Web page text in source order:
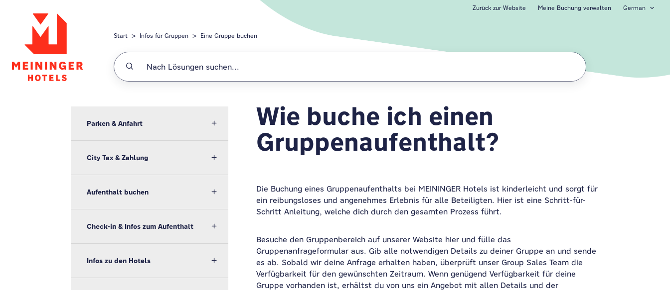
Zurück zur Website Meine Buchung verwalten German
Start Infos für Gruppen Eine Gruppe buchen
Eine Gruppe buchen
Wie buche ich einen
Gruppenaufenthalt?
Die Buchung eines Gruppenaufenthalts bei MEININGER Hotels ist kinderleicht und sorgt für
ein reibungsloses und angenehmes Erlebnis für alle Beteiligten. Hier ist eine Schritt-für-
Schritt Anleitung, welche dich durch den gesamten Prozess führt.
Besuche den Gruppenbereich auf unserer Website hier und fülle das
Gruppenanfrageformular aus. Gib alle notwendigen Details zu deiner Gruppe an und sende
es ab. Sobald wir deine Anfrage erhalten haben, überprüft unser Group Sales Team die
Verfügbarkeit für den gewünschten Zeitraum. Wenn genügend Verfügbarkeit für deine
Gruppe vorhanden ist, erhältst du von uns ein Angebot mit allen Details und der
Parken & Anfahrt
City Tax & Zahlung
Aufenthalt buchen
Check-in & Infos zum Aufenthalt
Infos zu den Hotels